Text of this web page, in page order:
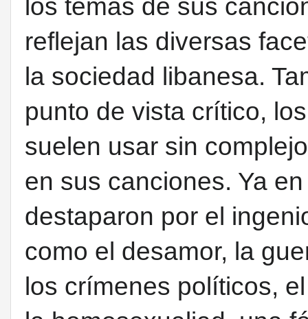
los temas de sus
reflejan las diversas
la sociedad libanesa.
punto de vista crítico,
suelen usar sin
en sus canciones. Ya
destaparon por el
como el desamor, la
los crímenes políticos,